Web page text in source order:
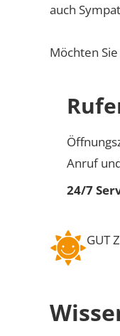
auch
Möchten
Anruf
24/7
GUT